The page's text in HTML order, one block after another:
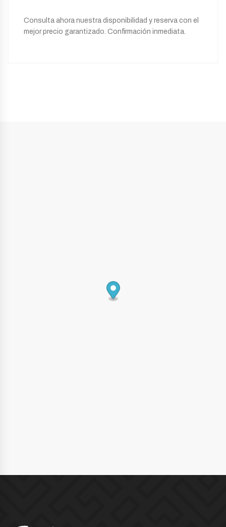
Consulta ahora nuestra disponibilidad y reserva con el
mejor precio garantizado. Confirmación inmediata.